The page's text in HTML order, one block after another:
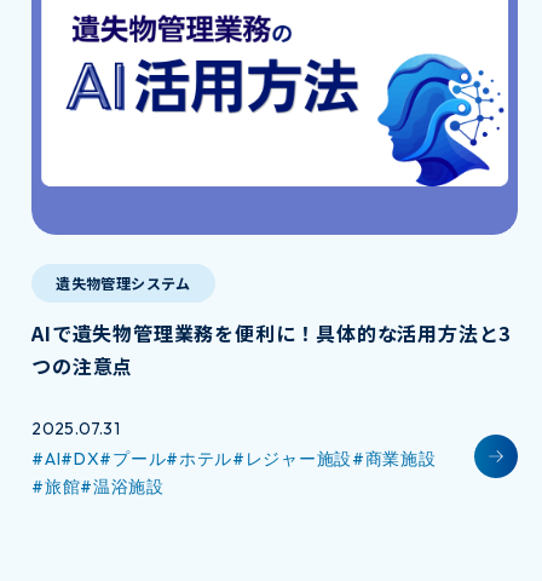
遺失物管理システム
AIで遺失物管理業務を便利に！具体的な活用方法と3
つの注意点
2025.07.31
#AI#DX#プール#ホテル#レジャー施設#商業施設
#旅館#温浴施設